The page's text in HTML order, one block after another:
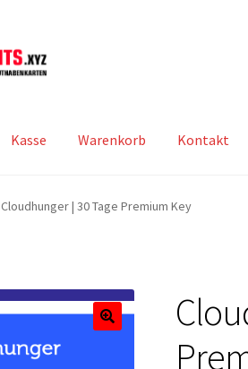
Kasse Warenkorb Kontakt
Cloudhunger | 30 Tage Premium Key